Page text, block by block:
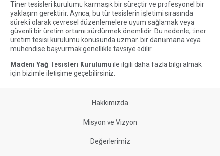
Tiner tesisleri kurulumu karmaşık bir süreçtir ve profesyonel bir
yaklaşım gerektirir. Ayrıca, bu tür tesislerin işletimi sırasında
sürekli olarak çevresel düzenlemelere uyum sağlamak veya
güvenli bir üretim ortamı sürdürmek önemlidir. Bu nedenle, tiner
üretim tesisi kurulumu konusunda uzman bir danışmana veya
mühendise başvurmak genellikle tavsiye edilir.
Madeni Yağ Tesisleri Kurulumu ile ilgili daha fazla bilgi almak
için bizimle iletişime geçebilirsiniz.
Hakkımızda
Misyon ve Vizyon
Değerlerimiz